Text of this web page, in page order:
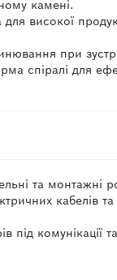
камені.
для високої
при
спіралі для
та монтажні
кабелів
під комунікації